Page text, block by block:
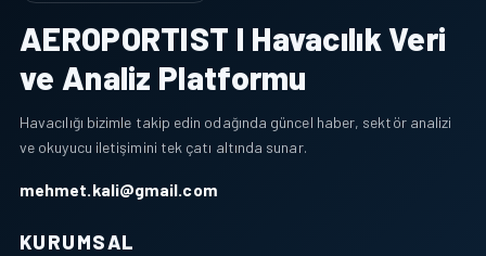
AEROPORTIST I Havacılık Veri
ve Analiz Platformu
Havacılığı bizimle takip edin odağında güncel haber, sektör analizi
ve okuyucu iletişimini tek çatı altında sunar.
mehmet.kali@gmail.com
KURUMSAL